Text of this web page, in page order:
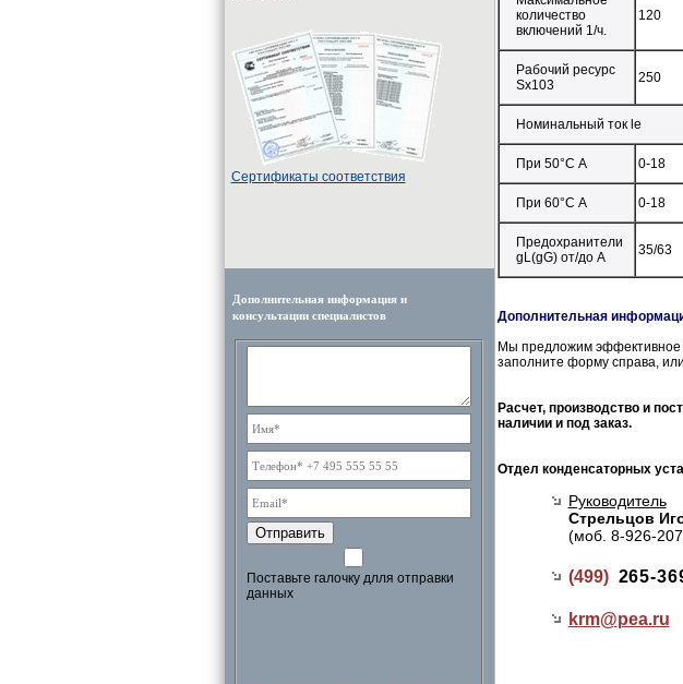
Cертификаты соответствия
Дополнительная информация и
консультации специалистов
Отправить
Поставьте галочку длля отправки
данных
количество
включений 1/ч.
120
Рабочий ресурс
Sx103
250
Номинальный ток le
При 50°С А 0-18
При 60°С А 0-18
Предохранители
gL(gG) от/до А
35/63
Дополнительная
Мы предложим эффективное
заполните форму справа,
Расчет, производство и
наличии и под заказ.
Отдел конденсаторных
Руководитель
Стрельцов
(моб. 8-926-
(499) 265-
krm@pea.ru